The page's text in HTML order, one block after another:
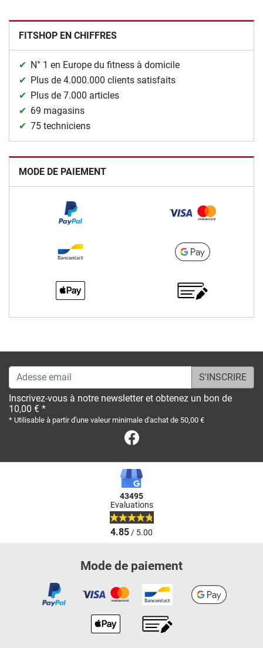
FITSHOP EN CHIFFRES
N° 1 en Europe du fitness à domicile
Plus de 4.000.000 clients satisfaits
Plus de 7.000 articles
69 magasins
75 techniciens
MODE DE PAIEMENT
Adesse email
Inscrivez-vous à notre newsletter et obtenez un bon de
10,00 € *
* Utilisable à partir d'une valeur minimale d'achat de 50,00 €
43495
Evaluations
4.85/ 5.00
Mode de paiement